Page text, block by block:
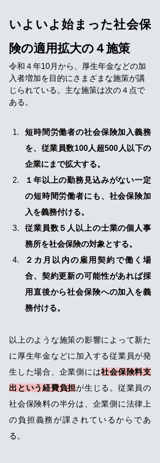
いよいよ始まった社会保
険の適用拡大の４施策
令和４年10月から、厚生年金などの加
入者増加を目的にさまざまな施策が講
じられている。主な施策は次の４点で
ある。
短時間労働者の社会保険加入義務
を、従業員数100人超500人以下の
企業にまで拡大する。
１年以上の勤務見込みがない一定
の短時間労働者にも、社会保険加
入を義務付ける。
従業員数５人以上の士業の個人事
務所を社会保険の対象とする。
２カ月以内の雇用契約で働く場
合、契約更新の可能性があれば採
用直後から社会保険への加入を義
務付ける。
以上のような施策の影響によって新た
に厚生年金などに加入する従業員が発
生した場合、企業側には社会保険料支
出という経費負担が生じる。従業員の
社会保険料の半分は、企業側に法律上
の負担義務が課されているからであ
る。